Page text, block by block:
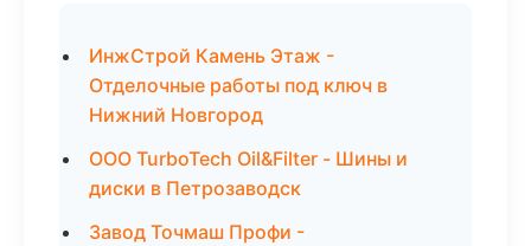
ИнжСтрой Камень Этаж -
Отделочные работы под ключ в
Нижний Новгород
ООО TurboTech Oil&Filter - Шины и
диски в Петрозаводск
Завод Точмаш Профи -